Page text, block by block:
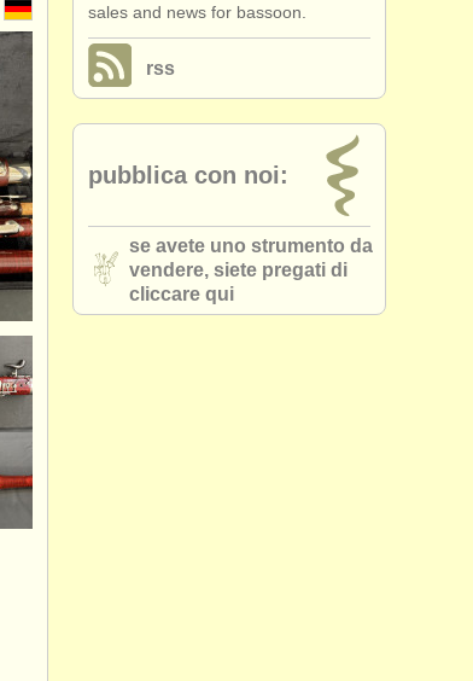
sales and news for bassoon.
rss
pubblica con noi:
se avete uno strumento da
vendere, siete pregati di
cliccare qui